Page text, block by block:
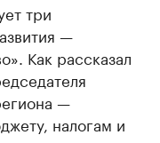
три
—
Как рассказал
—
налогам и